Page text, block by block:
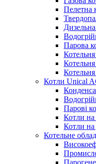
Пелетна
Парова
Котельня
Котельня
Котли Unical
Парові
Котли на
Котли на
Котельне